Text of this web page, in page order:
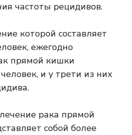
частоты рецидивов.
которой составляет
ежегодно
прямой кишки
и у трети из них
рака прямой
собой более